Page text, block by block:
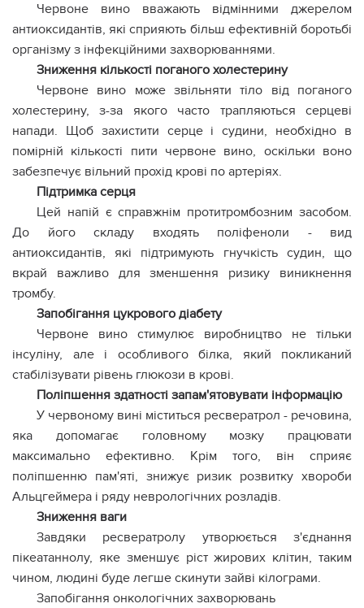
Червоне вино вважають відмінними джерелом
антиоксидантів, які сприяють більш ефективній боротьбі
організму з інфекційними захворюваннями.
Зниження кількості поганого холестерину
Червоне вино може звільняти тіло від поганого
холестерину, з-за якого часто трапляються серцеві
напади. Щоб захистити серце і судини, необхідно в
помірній кількості пити червоне вино, оскільки воно
забезпечує вільний прохід крові по артеріях.
Підтримка серця
Цей напій є справжнім протитромбозним засобом.
До його складу входять поліфеноли - вид
антиоксидантів, які підтримують гнучкість судин, що
вкрай важливо для зменшення ризику виникнення
тромбу.
Запобігання цукрового діабету
Червоне вино стимулює виробництво не тільки
інсуліну, але і особливого білка, який покликаний
стабілізувати рівень глюкози в крові.
Поліпшення здатності запам'ятовувати інформацію
У червоному вині міститься ресвератрол - речовина,
яка допомагає головному мозку працювати
максимально ефективно. Крім того, він сприяє
поліпшенню пам'яті, знижує ризик розвитку хвороби
Альцгеймера і ряду неврологічних розладів.
Зниження ваги
Завдяки ресвератролу утворюється з'єднання
пікеатаннолу, яке зменшує ріст жирових клітин, таким
чином, людині буде легше скинути зайві кілограми.
Запобігання онкологічних захворювань